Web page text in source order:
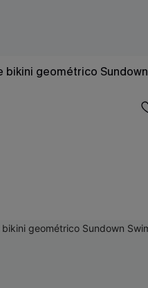
bikini geométrico Sundown